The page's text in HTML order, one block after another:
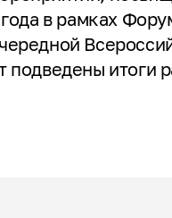
в рамках
итоги